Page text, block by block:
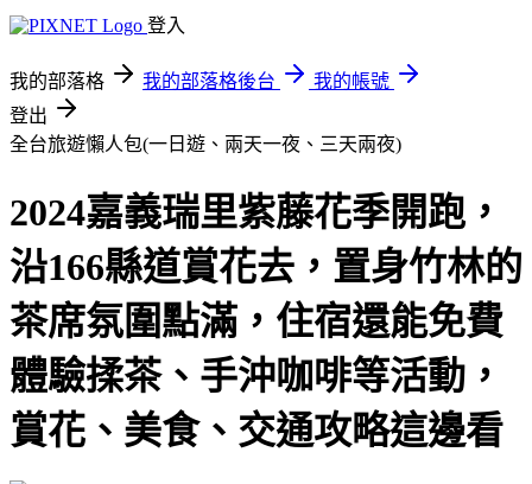
登入
我的部落格 我的部落格後台
我的帳號
登出
全台旅遊懶人包(一日遊、兩天一夜、三天兩夜)
2024嘉義瑞里紫藤花季開跑，
沿166縣道賞花去，置身竹林的
茶席氛圍點滿，住宿還能免費
體驗揉茶、手沖咖啡等活動，
賞花、美食、交通攻略這邊看